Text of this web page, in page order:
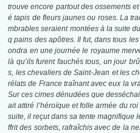
trouve encore partout des ossements
é tapis de fleurs jaunes ou roses. La
mbrables seraient montées à la suite
q pains des apôtres. Il fut, dans tous
ondra en une journée le royaume
là qu’ils furent fauchés tous, un jour
s, les chevaliers de Saint-Jean et les
rélats de France traînant avec eux la
Sur ces cimes dénudées que
ait attiré l’héroïque et folle armée du
suite, il reçut dans sa tente magnifique
ffrit des sorbets, rafraîchis avec de la